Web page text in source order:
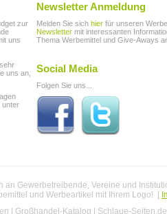
zur
uns
uns an,
unter
Newsletter Anmeldung
Melden Sie sich hier für unseren
Newsletter mit interessanten
Thema Werbemittel und Give-Aways
Social Media
Folgen Sie uns...
Gewerbetreibende, Vereine und
und Werbeartikel mit Ihrem Logo! |
Großhandel-Katalog Schlaue-Seiten.de